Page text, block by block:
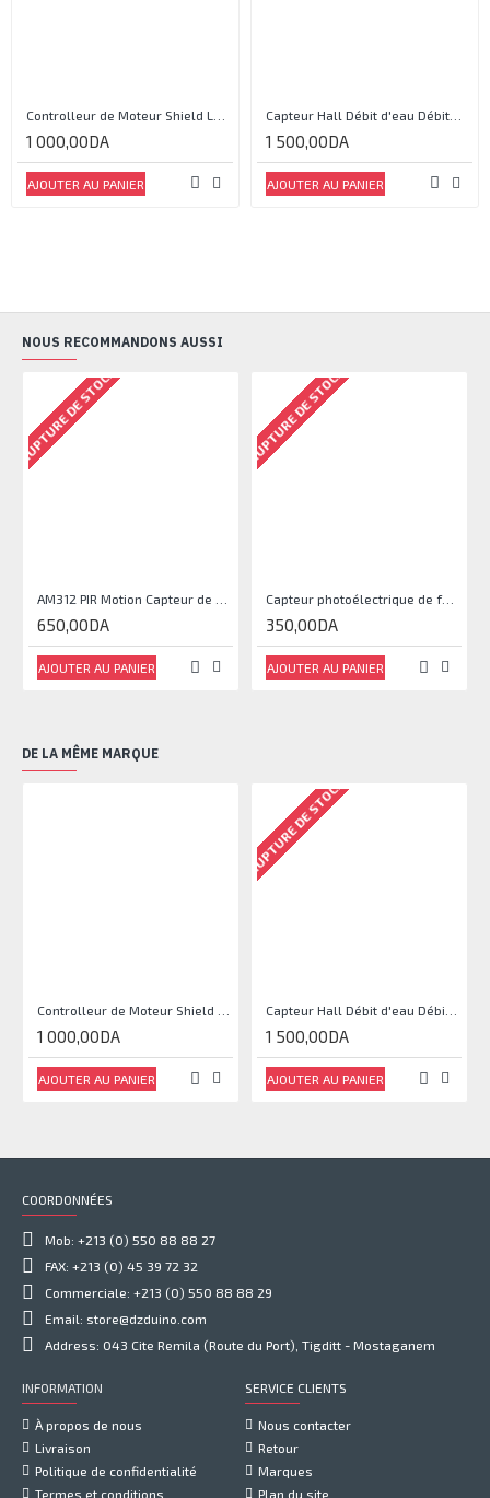
1 000,00DA
AJOUTER AU PANIER
Capteur Hall Débit d'eau Débitmètre Contrôle 1-30L Eau / min 1.75MPa
1 500,00DA
AJOUTER AU PANIER
NOUS RECOMMANDONS AUSSI
RUPTURE DE STOCK
650,00DA
AJOUTER AU PANIER
RUPTURE DE STOCK
Capteur photoélectrique de faisceau Module de capteur IR
350,00DA
AJOUTER AU PANIER
DE LA MÊME MARQUE
1 000,00DA
AJOUTER AU PANIER
RUPTURE DE STOCK
1 500,00DA
AJOUTER AU PANIER
COORDONNÉES
Mob: +213 (0) 550 88 88 27
FAX: +213 (0) 45 39 72 32
Commerciale: +213 (0) 550 88 88 29
Email: store@dzduino.com
Address: 043 Cite Remila (Route du Port), Tigditt - Mostaganem
INFORMATION
À propos de nous
Livraison
Politique de confidentialité
Termes et conditions
SERVICE CLIENTS
Nous contacter
Retour
Marques
Plan du site